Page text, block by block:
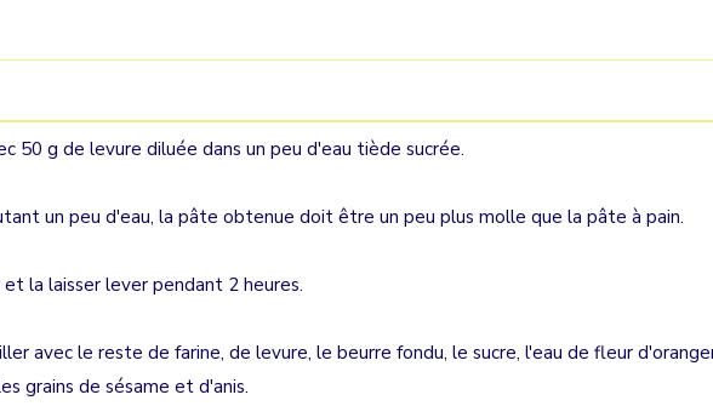
50 g de levure diluée dans un peu d'eau tiède sucrée.
un peu d'eau, la pâte obtenue doit être un peu plus molle que la pâte à pain.
la laisser lever pendant 2 heures.
avec le reste de farine, de levure, le beurre fondu, le sucre, l'eau de fleur
grains de sésame et d'anis.